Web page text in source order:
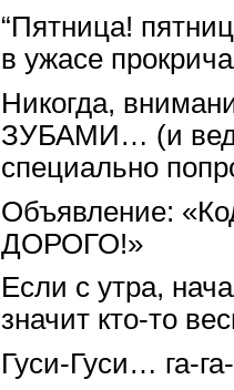
“Пятница!
в ужасе
Никогда,
ЗУБАМИ… (и ведь
специально
Объявление:
ДОРОГО!»
Если с утра,
значит кто-то
Гуси-Гуси… га-